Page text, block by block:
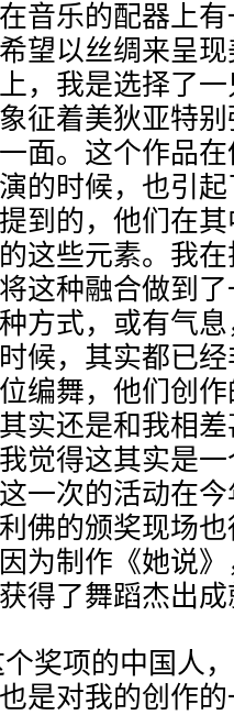
音乐的配器上
望以丝绸来呈
，我是选择了
征着美狄亚特
面。这个作品
的时候，也引
到的，他们在
这些元素。我
这种融合做到
方式，或有气
候，其实都已
编舞，他们创
实还是和我相
觉得这其实是
一次的活动在
佛的颁奖现场
为制作《她说
得了舞蹈杰出
奖项的中国人
是对我的创作